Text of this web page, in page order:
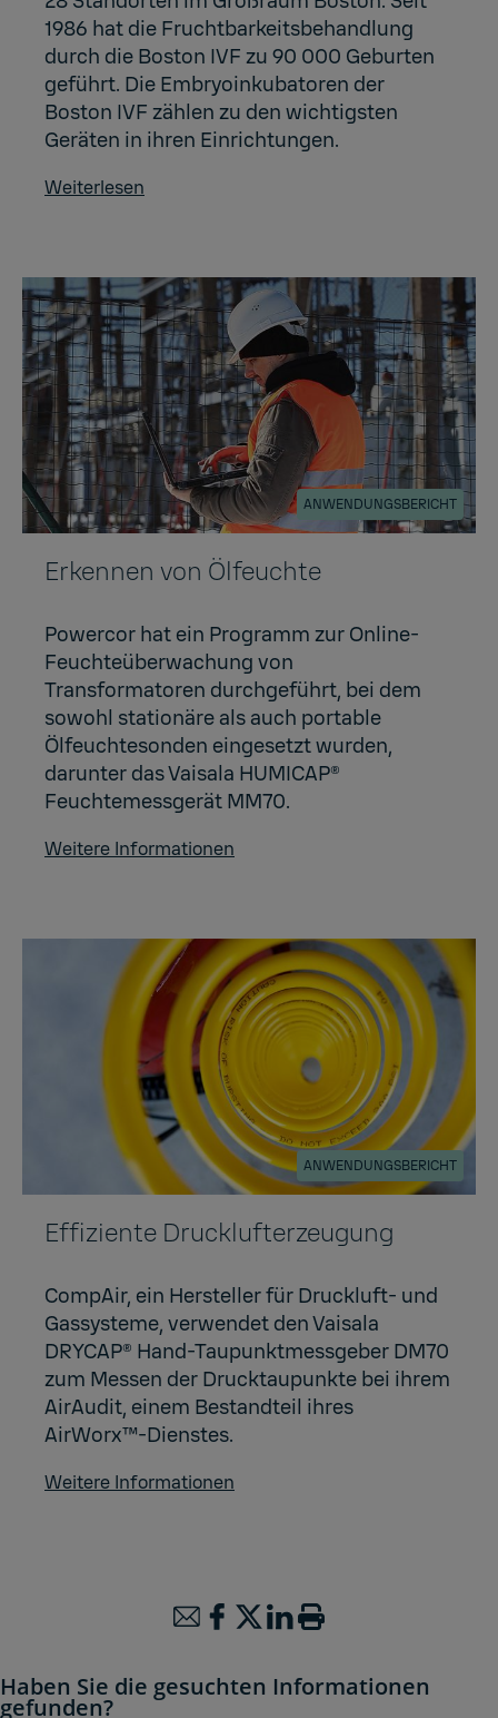
1986 hat die Fruchtbarkeitsbehandlung
durch die Boston IVF zu 90 000 Geburten
geführt. Die Embryoinkubatoren der
Boston IVF zählen zu den wichtigsten
Geräten in ihren Einrichtungen.
Weiterlesen
ANWENDUNGSBERICHT
Erkennen von Ölfeuchte
Powercor hat ein Programm zur Online-
Feuchteüberwachung von
Transformatoren durchgeführt, bei dem
sowohl stationäre als auch portable
Ölfeuchtesonden eingesetzt wurden,
darunter das Vaisala HUMICAP®
Feuchtemessgerät MM70.
Weitere Informationen
ANWENDUNGSBERICHT
Effiziente Drucklufterzeugung
CompAir, ein Hersteller für Druckluft- und
Gassysteme, verwendet den Vaisala
DRYCAP® Hand-Taupunktmessgeber DM70
zum Messen der Drucktaupunkte bei ihrem
AirAudit, einem Bestandteil ihres
AirWorx™-Dienstes.
Weitere Informationen
Haben Sie die gesuchten Informationen
gefunden?